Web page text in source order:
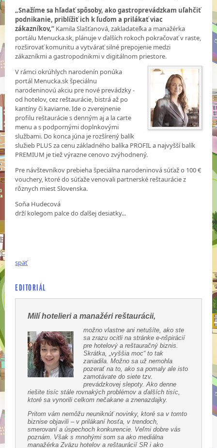
„Snažíme sa hľadať spôsoby, ako gastroprevádzkam uľahčiť
podnikanie, priblížiť ich k ľuďom a prilákať viac
zákazníkov,“ Kamila Slašťanová, zakladateľka a manažérka
portálu Menucka.sk, plánuje v ďalších rokoch pokračovať v raste,
rozširovať komunitu a vytvárať silné prepojenie medzi
zákazníkmi a gastropodnikmi v digitálnom priestore.
V rámci okrúhlych narodenín ponúka
portál Menucka.sk špeciálnu
narodeninovú akciu pre nové prevádzky -
od hotelov, cez reštaurácie, bistrá až po
kantíny či kaviarne. Ide o zverejnenie
profilu reštaurácie s denným aj a la carte
menu a s podpornými doplnkovými
službami. Do konca júna je rozšírený balík
služieb PLUS za cenu základného balíka PROFIL a najvyšší balík
PREMIUM je tiež výrazne cenovo zvýhodnený.
Pre návštevníkov prebieha špeciálna narodeninová súťaž o 100 €
vouchery, ktoré do súťaže venovali partnerské reštaurácie z
rôznych miest Slovenska.
Soňa Hudecová
drží kolegom palce do ďalšej desiatky...
späť
EDITORIÁL
Milí hotelieri a manažéri reštaurácii,
možno vlastne ani netušíte, ako ste
sa zrazu ocitli na stránke e-nšpirácií
pre hotelový a reštauračný biznis.
Skrátka, „vyššia moc“ to tak
zariadila. Možno sa už nemohla
pozerať na to, ako sa pomaly ale isto
zamotávate do siete tzv.
prevádzkovej slepoty. Ako denne
riešite tisíc stále rovnakých problémov a ďalších tisíc,
ktoré sa vynorili celkom nečakane a znenazdajky.
Pritom vám nemôžu neuniknúť novinky, ktoré sa v tomto
biznise objavili – v prilákaní hosťa, v trendoch,
smerovaní a úspechoch konkurencie. Veľmi dobre vás
poznám. Však s mnohými som sa ako mediálna
manažérka Zväzu hotelov a reštaurácií SR i ako